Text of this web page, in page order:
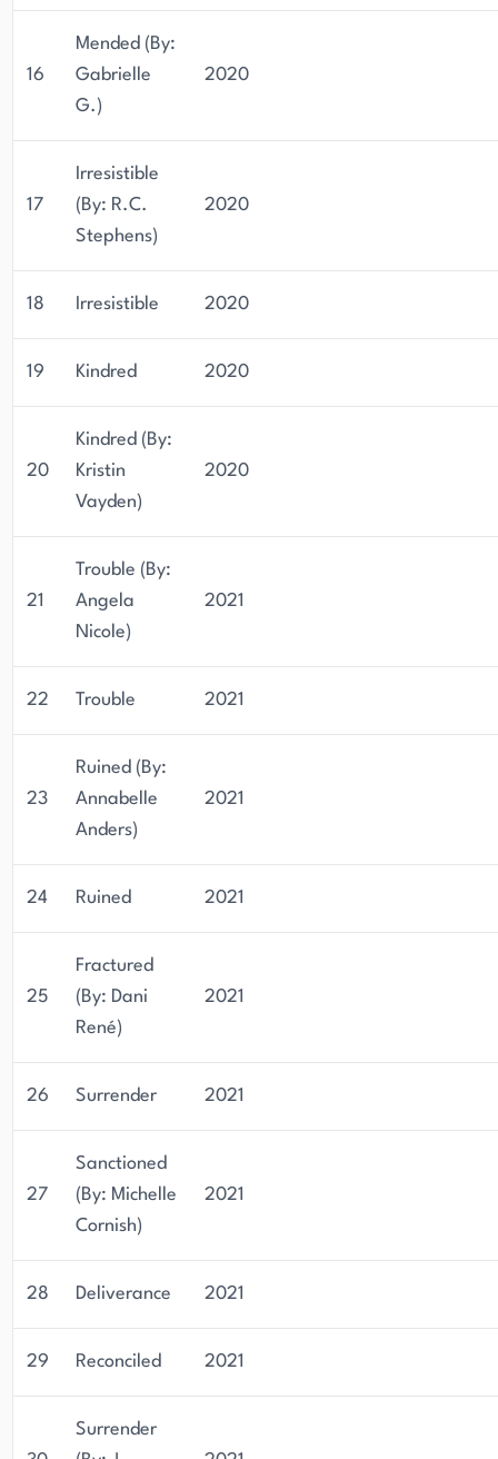
16
Mended (By:
Gabrielle
G.)
2020
17
Irresistible
(By: R.C.
Stephens)
2020
18 Irresistible 2020
19 Kindred 2020
20
Kindred (By:
Kristin
Vayden)
2020
21
Trouble (By:
Angela
Nicole)
2021
22 Trouble 2021
23
Ruined (By:
Annabelle
Anders)
2021
24 Ruined 2021
25
Fractured
(By: Dani
René)
2021
26 Surrender 2021
27
Sanctioned
(By: Michelle
Cornish)
2021
28 Deliverance 2021
29 Reconciled 2021
Surrender